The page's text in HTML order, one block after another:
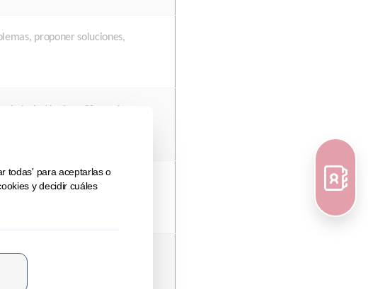
proponer soluciones,
de minutas, práctica de
reunión con roles asignados.